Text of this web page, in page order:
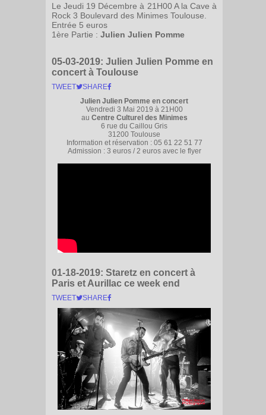
Le Jeudi 19 Décembre à 21H00 A la Cave à
Rock 3 Boulevard des Minimes Toulouse.
Entrée 5 euros
1ère Partie : Julien Julien Pomme
05-03-2019: Julien Julien Pomme en
concert à Toulouse
TWEET
SHARE
Julien Julien Pomme en concert
Vendredi 3 Mai 2019 à 21H00
au Centre Culturel des Minimes
6 rue du Caillou Gris
31200 Toulouse
Information et réservation : 05 61 22 51 77
Admission : 3 euros / 2 euros avec le flyer
01-18-2019: Staretz en concert à
Paris et Aurillac ce week end
TWEET SHARE